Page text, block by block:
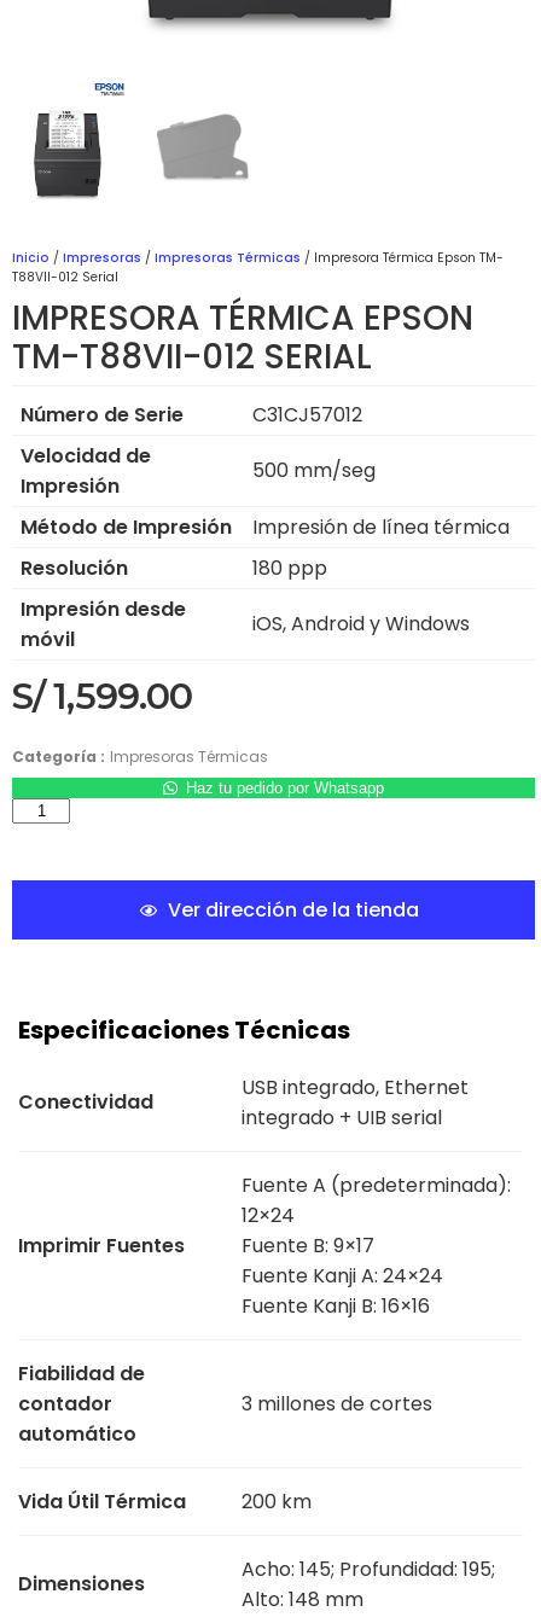
Inicio / Impresoras / Impresoras Térmicas / Impresora Térmica Epson TM-
T88VII-012 Serial
IMPRESORA TÉRMICA EPSON
TM-T88VII-012 SERIAL
Número de Serie
C31CJ57012
Velocidad de
Impresión
500 mm/seg
Método de Impresión
Impresión de línea térmica
Resolución
180 ppp
Impresión desde
móvil
iOS, Android y Windows
S/1,599.00
Categoría : Impresoras Térmicas
Haz tu pedido por Whatsapp
Ver dirección de la tienda
Especificaciones Técnicas
Conectividad
USB integrado, Ethernet
integrado + UIB serial
Imprimir Fuentes
Fuente A (predeterminada):
12×24
Fuente B: 9×17
Fuente Kanji A: 24×24
Fuente Kanji B: 16×16
Fiabilidad de
contador
automático
3 millones de cortes
Vida Útil Térmica 200 km
Dimensiones
Acho: 145; Profundidad: 195;
Alto: 148 mm